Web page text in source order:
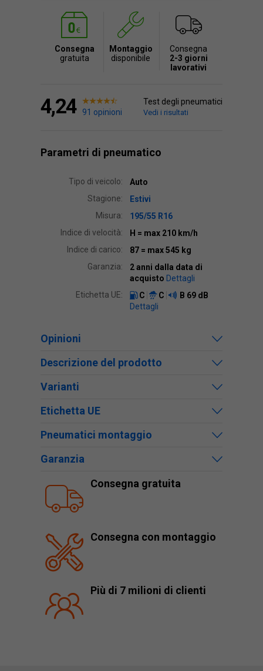
Consegna
gratuita
Montaggio
disponibile
Consegna
2-3 giorni
lavorativi
4,24 91 opinioni
Test degli pneumatici
Vedi i risultati
Parametri di pneumatico
Tipo di veicolo:
Auto
Stagione:
Estivi
Misura:
195/55 R16
Indice di velocità:
H = max 210 km/h
Indice di carico:
87 = max 545 kg
Garanzia:
2 anni dalla data di
acquisto Dettagli
Etichetta UE:
C C B 69 dB
Dettagli
Opinioni
Descrizione del prodotto
Varianti
Etichetta UE
Pneumatici montaggio
Garanzia
Consegna gratuita
Consegna con montaggio
Più di 7 milioni di clienti